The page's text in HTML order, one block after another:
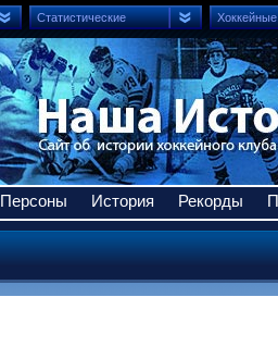
Статистические Хоккейные
Персоны История Рекорды